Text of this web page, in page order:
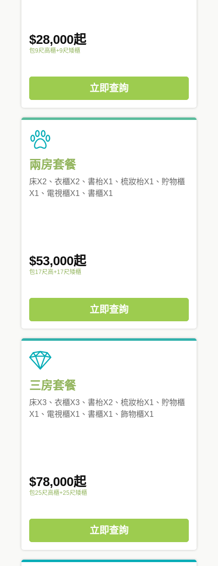
$28,000起
包9尺高櫃+9尺矮櫃
立即查詢
兩房套餐
床X2、衣櫃X2、書枱X1、梳妝枱X1、貯物櫃
X1、電視櫃X1、書櫃X1
$53,000起
包17尺高+17尺矮櫃
立即查詢
三房套餐
床X3、衣櫃X3、書枱X2、梳妝枱X1、貯物櫃
X1、電視櫃X1、書櫃X1、飾物櫃X1
$78,000起
包25尺高櫃+25尺矮櫃
立即查詢